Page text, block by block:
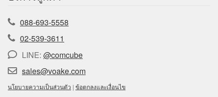
088-693-5558
02-539-3611
LINE: @comcube
sales@voake.com
นโยบายความเป็นส่วนตัว | ข้อตกลงและเงื่อนไข